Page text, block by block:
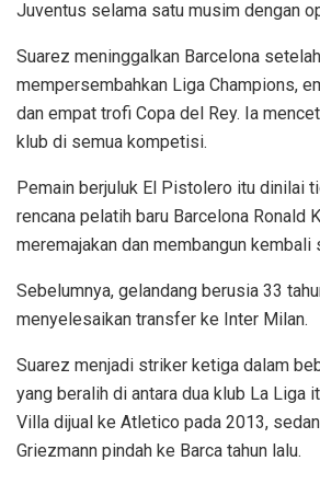
Juventus selama satu musim dengan
Suarez meninggalkan Barcelona setelah
mempersembahkan Liga Champions,
dan empat trofi Copa del Rey. Ia
klub di semua kompetisi.
Pemain berjuluk El Pistolero itu dinilai
rencana pelatih baru Barcelona Ronald
meremajakan dan membangun kembali
Sebelumnya, gelandang berusia 33
menyelesaikan transfer ke Inter Milan.
Suarez menjadi striker ketiga dalam
yang beralih di antara dua klub La Liga
Villa dijual ke Atletico pada 2013,
Griezmann pindah ke Barca tahun lalu.